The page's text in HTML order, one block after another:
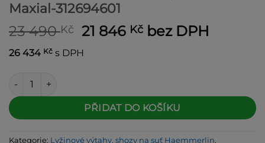
Maxial-312694601
23 490Kč
Původní
byla:
21 846 KčAktuální
bez DPH
26 434 Kč s DPH
Haemmerlin universální plošina Maxial-312694601 množství
PŘIDAT DO KOŠÍKU
Alternative:
Kategorie: Lyžinové výtahy, shozy na suť Haemmerlin,